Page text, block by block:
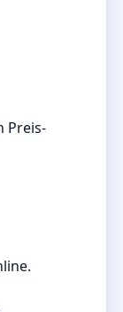
Preis-